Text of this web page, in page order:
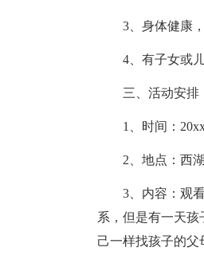
3、身体健康
4、有子女或
三、活动安排
1、时间：
2、地点：西
3、内容：观
系，但是有一天
己一样找孩子的父